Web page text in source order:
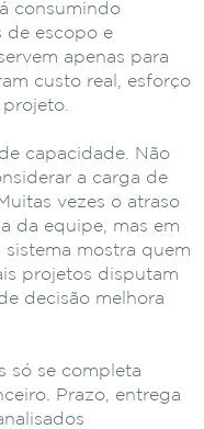
consumindo
de escopo e
apenas para
custo real, esforço
capacidade. Não
a carga de
vezes o atraso
da equipe, mas em
mostra quem
projetos disputam
decisão melhora
só se completa
Prazo, entrega